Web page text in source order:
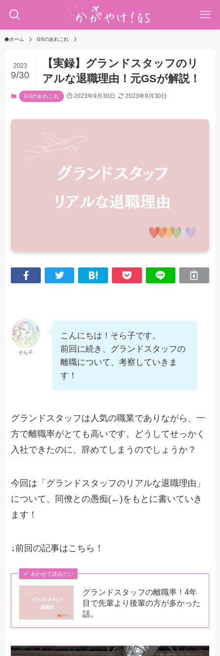
ホーム GSのあれこれ
【実録】グランドスタッフのリ
アルな退職理由！元GSが解説！
2023
9/30
GSのあれこれ 2023年9月30日 2023年9月30日
そら子
こんにちは！そら子です。
前回に続き、グランドスタッフの
離職について、考察していきま
す！
グランドスタッフは人気の職業でありながら、一
方で離職率がとても高いです。どうしてせっかく
入社できたのに、辞めてしまうのでしょうか？
今回は「グランドスタッフのリアルな退職理由」
について、同僚との愚痴(←)をもとに書いていき
ます！
↓前回の記事はこちら！
あわせて読みたい
グランドスタッフの離職率！4年
目で先輩より後輩の方が多かった
話。